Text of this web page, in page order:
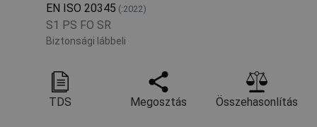
EN ISO 20345 (:2022)
S1 PS FO SR
Biztonsági lábbeli
TDS Megosztás Összehasonlítás